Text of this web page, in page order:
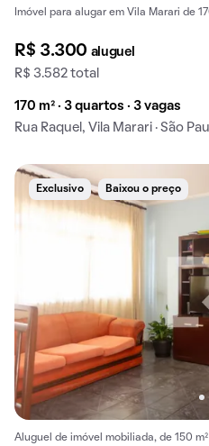
Imóvel para alugar em Vila Marari de
R$ 3.300 aluguel
R$ 3.582 total
170 m² · 3 quartos · 3 vagas
Rua Raquel, Vila Marari · São
Exclusivo Baixou o preço
Aluguel de imóvel mobiliada, de 150